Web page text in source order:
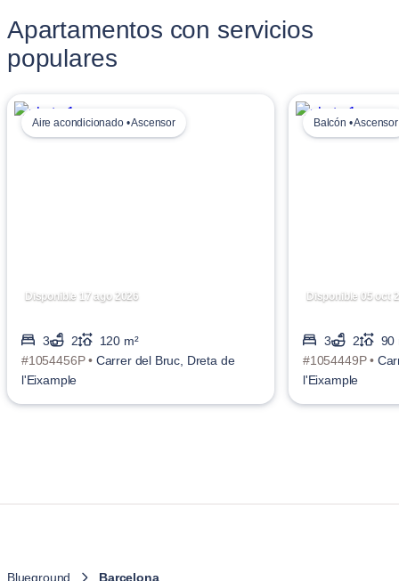
Apartamentos con servicios
populares
Disponible 17 ago 2026
Aire acondicionado • Ascensor
3 2
120 m²
#1054456P • Carrer del Bruc, Dreta de
l'Eixample
Disponible 05 oct
Balcón • Ascensor
3 2
90
#1054449P •
l'Eixample
Blueground Barcelona